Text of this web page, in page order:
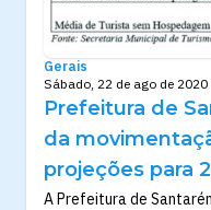
Gerais
Sábado, 22 de ago de
Prefeitura de
da
projeções para
A Prefeitura de